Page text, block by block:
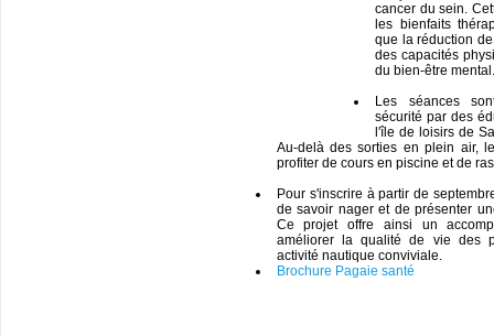
cancer du sein.
les bienfaits
que la réduction
des capacités
du bien-être
Les séances
sécurité par des
l'île de loisirs de
Au-delà des sorties en plein air,
profiter de cours en piscine et de
Pour s'inscrire à partir de
de savoir nager et de présenter
Ce projet offre ainsi un
améliorer la qualité de vie des
activité nautique conviviale.
Brochure Pagaie santé